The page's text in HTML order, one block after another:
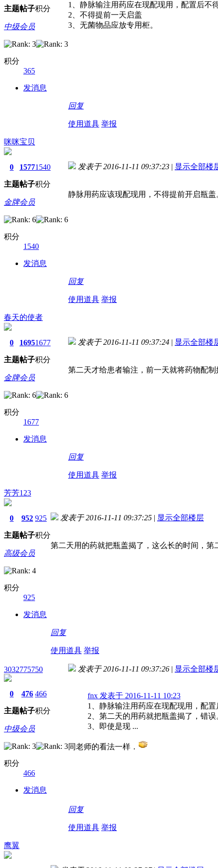
主题帖子积分
中级会员
积分
365
发消息
1、静脉输注用药应在现配现用，配置后不
2、不得提前一天启盖
3、无菌物品应放专用柜。
回复
使用道具 举报
咪咪宝贝
0
主题
1577
帖子
1540
积分
金牌会员
积分
1540
发消息
发表于 2016-11-11 09:37:23 | 显示全部楼
静脉用药应该现配现用，不得提前开启瓶盖
回复
使用道具 举报
春天的使者
0
主题
1695
帖子
1677
积分
金牌会员
积分
1677
发消息
发表于 2016-11-11 09:37:24 | 显示全部楼
第二天才给患者输注，前一天就将药物配
回复
使用道具 举报
芳芳123
0
主题
952
帖子
925
积分
高级会员
积分
925
发消息
发表于 2016-11-11 09:37:25 | 显示全部楼层
第二天用的药就把瓶盖揭了，这么长的时间，第
回复
使用道具 举报
3032775750
0
主题
476
帖子
466
积分
中级会员
积分
466
发消息
发表于 2016-11-11 09:37:26 | 显示全部楼
fnx 发表于 2016-11-11 10:23
1、静脉输注用药应在现配现用，配
2、第二天的用药就把瓶盖揭了，错误
3、即使是现 ...
同老师的看法一样．
回复
使用道具 举报
鹰翼